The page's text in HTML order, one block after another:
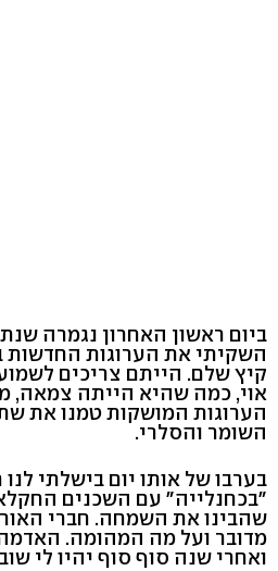
ביום ראשון האחרון נגמרה
השקיתי את הערוגות
קיץ שלם. הייתם צריכים
אוי, כמה שהיא הייתה צמאה,
הערוגות המושקות טמנו את
השומר והסלרי.
בערבו של אותו יום בישלתי
"בכחנלייה" עם השכנים
שהבינו את השמחה. חברי
מדובר ועל מה המהומה.
ואחרי שנה סוף סוף יהיו לי